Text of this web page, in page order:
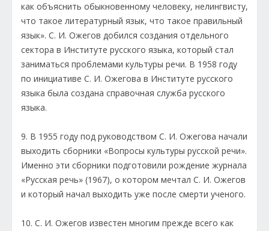
как объяснить обыкновенному человеку, нелингвисту,
что такое литературный язык, что такое правильный
язык». С. И. Ожегов добился создания отдельного
сектора в Институте русского языка, который стал
заниматься проблемами культуры речи. В 1958 году
по инициативе С. И. Ожегова в Институте русского
языка была создана справочная служба русского
языка.
9. В 1955 году под руководством С. И. Ожегова начали
выходить сборники «Вопросы культуры русской речи».
Именно эти сборники подготовили рождение журнала
«Русская речь» (1967), о котором мечтал С. И. Ожегов
и который начал выходить уже после смерти ученого.
10. С. И. Ожегов известен многим прежде всего как